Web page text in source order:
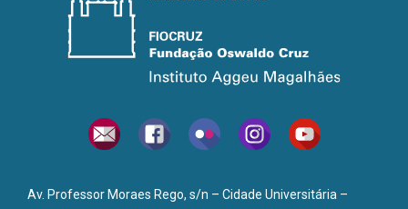
filariose.iam@fiocruz.br
Av. Professor Moraes Rego, s/n - Campus da UFPE Cidade
50.740-465 Recife , PE
Av. Professor Moraes Rego, s/n – Cidade Universitária –